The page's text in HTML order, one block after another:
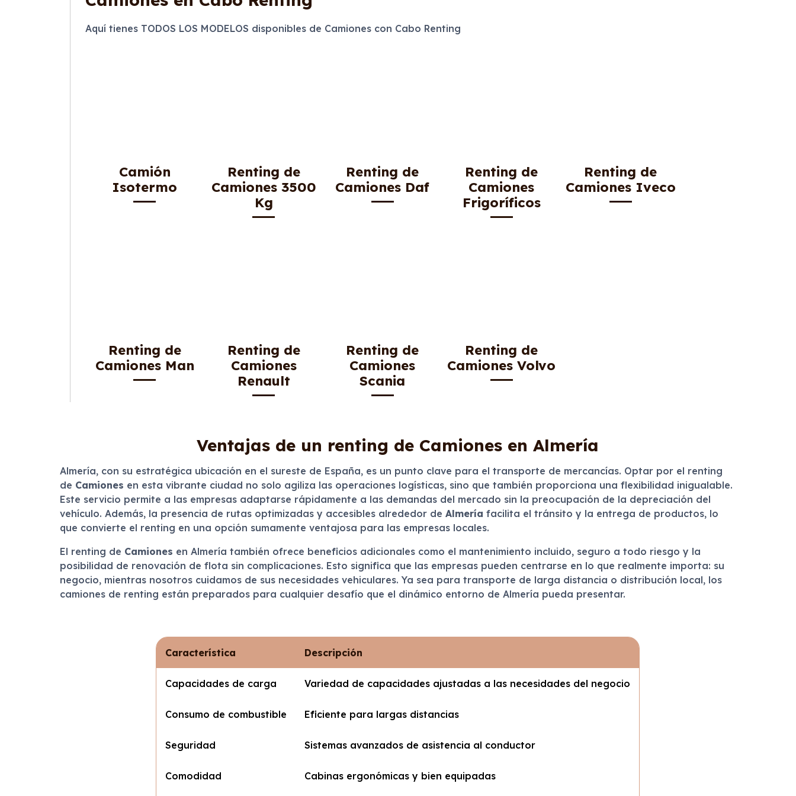
Aquí tienes TODOS LOS MODELOS disponibles de Camiones con Cabo Renting
Camión
Isotermo
Renting de
Camiones 3500
Kg
Renting de
Camiones Daf
Renting de
Camiones
Frigoríficos
Renting de
Camiones Iveco
Renting de
Camiones Man
Renting de
Camiones
Renault
Renting de
Camiones
Scania
Renting de
Camiones Volvo
Ventajas de un renting de Camiones en Almería
Almería, con su estratégica ubicación en el sureste de España, es un punto clave para el transporte de mercancías. Optar por el renting
de Camiones en esta vibrante ciudad no solo agiliza las operaciones logísticas, sino que también proporciona una flexibilidad inigualable.
Este servicio permite a las empresas adaptarse rápidamente a las demandas del mercado sin la preocupación de la depreciación del
vehículo. Además, la presencia de rutas optimizadas y accesibles alrededor de Almería facilita el tránsito y la entrega de productos, lo
que convierte el renting en una opción sumamente ventajosa para las empresas locales.
El renting de Camiones en Almería también ofrece beneficios adicionales como el mantenimiento incluido, seguro a todo riesgo y la
posibilidad de renovación de flota sin complicaciones. Esto significa que las empresas pueden centrarse en lo que realmente importa: su
negocio, mientras nosotros cuidamos de sus necesidades vehiculares. Ya sea para transporte de larga distancia o distribución local, los
camiones de renting están preparados para cualquier desafío que el dinámico entorno de Almería pueda presentar.
Característica Descripción
Capacidades de carga Variedad de capacidades ajustadas a las necesidades del negocio
Consumo de combustible Eficiente para largas distancias
Seguridad Sistemas avanzados de asistencia al conductor
Comodidad Cabinas ergonómicas y bien equipadas